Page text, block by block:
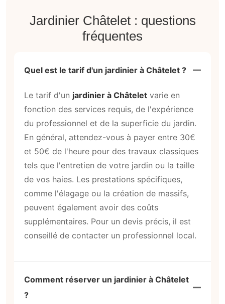
Jardinier Châtelet : questions
fréquentes
Quel est le tarif d'un jardinier à Châtelet ?
Le tarif d'un jardinier à Châtelet varie en
fonction des services requis, de l'expérience
du professionnel et de la superficie du jardin.
En général, attendez-vous à payer entre 30€
et 50€ de l'heure pour des travaux classiques
tels que l'entretien de votre jardin ou la taille
de vos haies. Les prestations spécifiques,
comme l'élagage ou la création de massifs,
peuvent également avoir des coûts
supplémentaires. Pour un devis précis, il est
conseillé de contacter un professionnel local.
Comment réserver un jardinier à Châtelet
?